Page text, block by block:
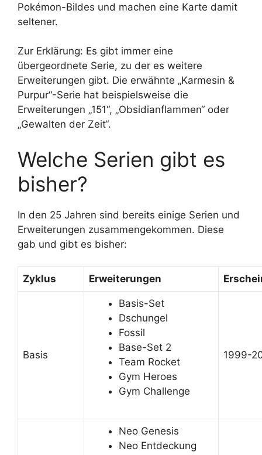
Pokémon-Bildes und machen eine Karte damit
seltener.
Zur Erklärung: Es gibt immer eine
übergeordnete Serie, zu der es weitere
Erweiterungen gibt. Die erwähnte „Karmesin &
Purpur“-Serie hat beispielsweise die
Erweiterungen „151“, „Obsidianflammen“ oder
„Gewalten der Zeit“.
Welche Serien gibt es
bisher?
In den 25 Jahren sind bereits einige Serien und
Erweiterungen zusammengekommen. Diese
gab und gibt es bisher:
Zyklus Erweiterungen
Basis
Basis-Set
Dschungel
Fossil
Base-Set 2
Team Rocket
Gym Heroes
Gym Challenge
1999-
Neo Genesis
Neo Entdeckung